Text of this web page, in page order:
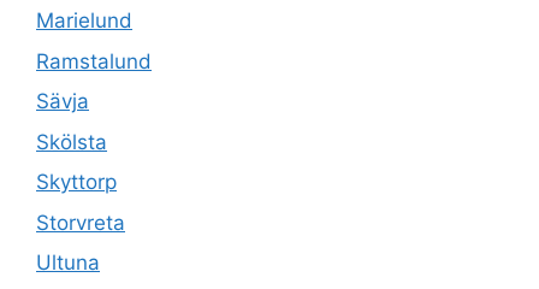
Marielund
Ramstalund
Sävja
Skölsta
Skyttorp
Storvreta
Ultuna